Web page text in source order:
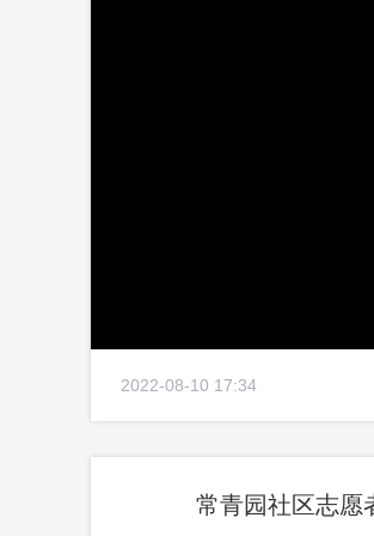
2022-08-10 17:34
常青园社区志愿